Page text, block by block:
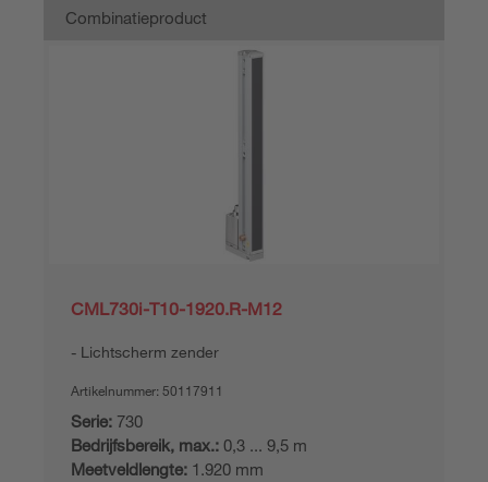
Combinatieproduct
CML730i-T10-1920.R-M12
Lichtscherm zender
Artikelnummer: 50117911
Serie: 730
Bedrijfsbereik, max.: 0,3 ... 9,5 m
Meetveldlengte: 1.920 mm